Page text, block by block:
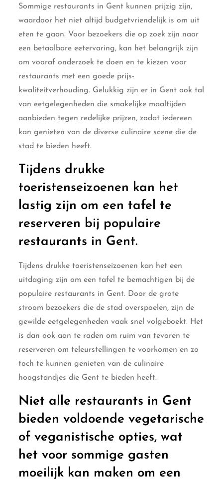
Sommige restaurants in Gent kunnen prijzig zijn,
waardoor het niet altijd budgetvriendelijk is om uit
eten te gaan. Voor bezoekers die op zoek zijn naar
een betaalbare eetervaring, kan het belangrijk zijn
om vooraf onderzoek te doen en te kiezen voor
restaurants met een goede prijs-
kwaliteitverhouding. Gelukkig zijn er in Gent ook tal
van eetgelegenheden die smakelijke maaltijden
aanbieden tegen redelijke prijzen, zodat iedereen
kan genieten van de diverse culinaire scene die de
stad te bieden heeft.
Tijdens drukke
toeristenseizoenen kan het
lastig zijn om een tafel te
reserveren bij populaire
restaurants in Gent.
Tijdens drukke toeristenseizoenen kan het een
uitdaging zijn om een tafel te bemachtigen bij de
populaire restaurants in Gent. Door de grote
stroom bezoekers die de stad overspoelen, zijn de
gewilde eetgelegenheden vaak snel volgeboekt. Het
is dan ook aan te raden om ruim van tevoren te
reserveren om teleurstellingen te voorkomen en zo
toch te kunnen genieten van de culinaire
hoogstandjes die Gent te bieden heeft.
Niet alle restaurants in Gent
bieden voldoende vegetarische
of veganistische opties, wat
het voor sommige gasten
moeilijk kan maken om een